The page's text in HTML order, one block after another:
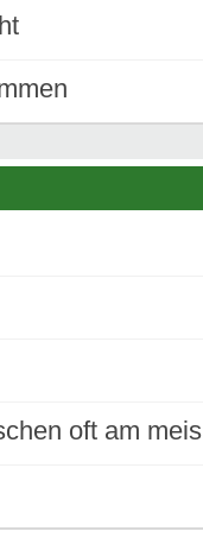
oft am meis